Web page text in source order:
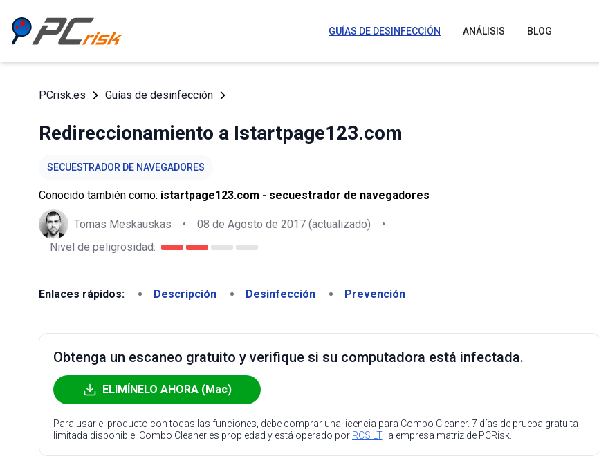
GUÍAS DE DESINFECCIÓN ANÁLISIS BLOG
PCrisk.es Guías de desinfección
Redireccionamiento a Istartpage123.com
SECUESTRADOR DE NAVEGADORES
Conocido también como: istartpage123.com - secuestrador de navegadores
Tomas Meskauskas • 08 de Agosto de 2017 (actualizado)
•
Nivel de peligrosidad:
Enlaces rápidos: Descripción Desinfección Prevención
Obtenga un escaneo gratuito y verifique si su computadora está infectada.
ELIMÍNELO AHORA (Mac)
Para usar el producto con todas las funciones, debe comprar una licencia para Combo Cleaner. 7 días de prueba gratuita
limitada disponible. Combo Cleaner es propiedad y está operado por RCS LT, la empresa matriz de PCRisk.